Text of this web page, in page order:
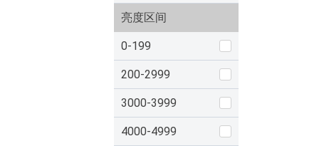
亮度区间
0-199
200-2999
3000-3999
4000-4999